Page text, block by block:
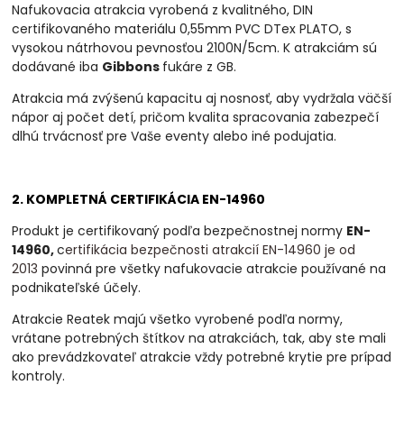
Nafukovacia atrakcia vyrobená z kvalitného, DIN
certifikovaného materiálu 0,55mm PVC DTex PLATO, s
vysokou nátrhovou pevnosťou 2100N/5cm. K atrakciám sú
dodávané iba Gibbons fukáre z GB.
Atrakcia má zvýšenú kapacitu aj nosnosť, aby vydržala väčší
nápor aj počet detí, pričom kvalita spracovania zabezpečí
dlhú trvácnosť pre Vaše eventy alebo iné podujatia.
2. KOMPLETNÁ CERTIFIKÁCIA EN-14960
Produkt je certifikovaný podľa bezpečnostnej normy EN-
14960,certifikácia bezpečnosti atrakcií EN-14960 je od
2013povinnápre všetky nafukovacie atrakcie používané na
podnikateľské účely.
Atrakcie Reatek majú všetko vyrobené podľa normy,
vrátane potrebných štítkov na atrakciách, tak, aby ste mali
ako prevádzkovateľ atrakcie vždy potrebné krytie pre prípad
kontroly.